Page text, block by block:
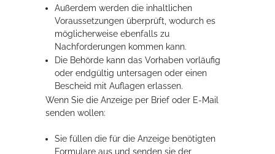
Außerdem werden die inhaltlichen
Voraussetzungen überprüft, wodurch es
möglicherweise ebenfalls zu
Nachforderungen kommen kann.
Die Behörde kann das Vorhaben vorläufig
oder endgültig untersagen oder einen
Bescheid mit Auflagen erlassen.
Wenn Sie die Anzeige per Brief oder E-Mail
senden wollen:
Sie füllen die für die Anzeige benötigten
Formulare aus und senden sie der